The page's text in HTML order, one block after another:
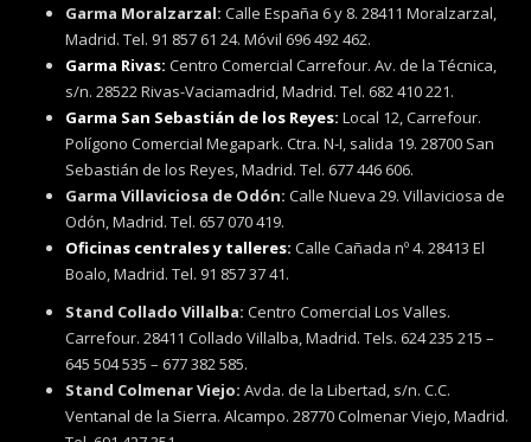
Garma Moralzarzal: Calle España 6 y 8. 28411 Moralzarzal,
Madrid. Tel. 91 857 61 24. Móvil 696 492 462.
Garma Rivas: Centro Comercial Carrefour. Av. de la Técnica,
s/n. 28522 Rivas-Vaciamadrid, Madrid. Tel. 682 410 221.
Garma San Sebastián de los Reyes: Local 12, Carrefour.
Polígono Comercial Megapark. Ctra. N-I, salida 19. 28700 San
Sebastián de los Reyes, Madrid. Tel. 677 446 606.
Garma Villaviciosa de Odón: Calle Nueva 29. Villaviciosa de
Odón, Madrid. Tel. 657 070 419.
Oficinas centrales y talleres: Calle Cañada nº 4. 28413 El
Boalo, Madrid. Tel. 91 857 37 41.
Stand Collado Villalba: Centro Comercial Los Valles.
Carrefour. 28411 Collado Villalba, Madrid. Tels. 624 235 215 –
645 504 535 – 677 382 585.
Stand Colmenar Viejo: Avda. de la Libertad, s/n. C.C.
Ventanal de la Sierra. Alcampo. 28770 Colmenar Viejo, Madrid.